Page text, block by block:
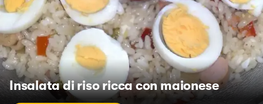
Insalata di riso ricca con maionese